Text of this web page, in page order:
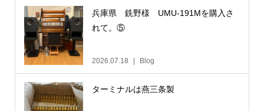
兵庫県 銑野様 UMU-191Mを購入さ
れて。⑤
2026.07.18 Blog
ターミナルは燕三条製